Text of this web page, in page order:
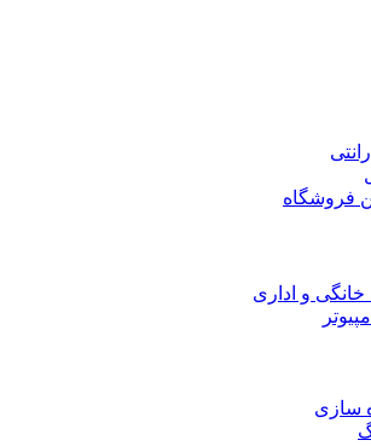
فروشگاه
و اداری
سازی